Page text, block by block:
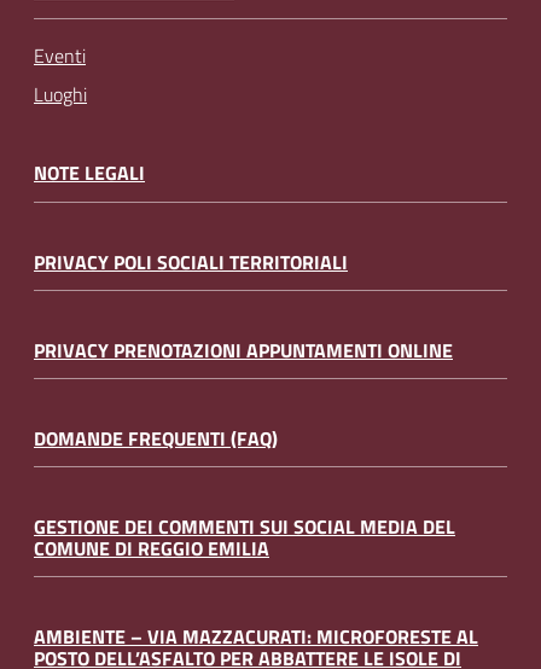
Eventi
Luoghi
NOTE LEGALI
PRIVACY POLI SOCIALI TERRITORIALI
PRIVACY PRENOTAZIONI APPUNTAMENTI ONLINE
DOMANDE FREQUENTI (FAQ)
GESTIONE DEI COMMENTI SUI SOCIAL MEDIA DEL
COMUNE DI REGGIO EMILIA
AMBIENTE – VIA MAZZACURATI: MICROFORESTE AL
POSTO DELL’ASFALTO PER ABBATTERE LE ISOLE DI